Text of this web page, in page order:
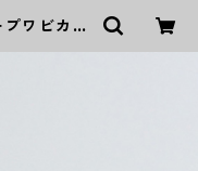
ワビカッ